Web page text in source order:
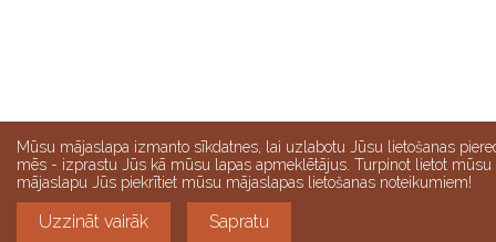
Mūsu mājaslapa izmanto sīkdatnes, lai uzlabotu Jūsu lietošanas
mēs - izprastu Jūs kā mūsu lapas apmeklētājus. Turpinot lietot mūsu
mājaslapu Jūs piekrītiet mūsu mājaslapas lietošanas noteikumiem!
Uzzināt vairāk Sapratu